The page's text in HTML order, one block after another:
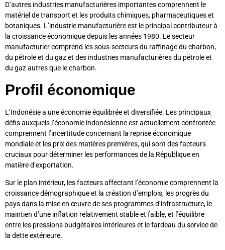
D’autres industries manufacturières importantes comprennent le
matériel de transport et les produits chimiques, pharmaceutiques et
botaniques. L’industrie manufacturière est le principal contributeur à
la croissance économique depuis les années 1980. Le secteur
manufacturier comprend les sous-secteurs du raffinage du charbon,
du pétrole et du gaz et des industries manufacturières du pétrole et
du gaz autres que le charbon.
Profil économique
L’Indonésie a une économie équilibrée et diversifiée. Les principaux
défis auxquels l’économie indonésienne est actuellement confrontée
comprennent l’incertitude concernant la reprise économique
mondiale et les prix des matières premières, qui sont des facteurs
cruciaux pour déterminer les performances de la République en
matière d’exportation.
Sur le plan intérieur, les facteurs affectant l’économie comprennent la
croissance démographique et la création d’emplois, les progrès du
pays dans la mise en œuvre de ses programmes d’infrastructure, le
maintien d’une inflation relativement stable et faible, et l’équilibre
entre les pressions budgétaires intérieures et le fardeau du service de
la dette extérieure.